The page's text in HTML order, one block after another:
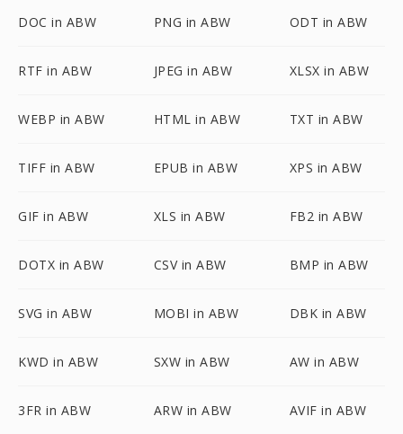
DOC in ABW PNG in ABW ODT in ABW
RTF in ABW JPEG in ABW XLSX in ABW
WEBP in ABW HTML in ABW TXT in ABW
TIFF in ABW EPUB in ABW XPS in ABW
GIF in ABW XLS in ABW FB2 in ABW
DOTX in ABW CSV in ABW BMP in ABW
SVG in ABW MOBI in ABW DBK in ABW
KWD in ABW SXW in ABW AW in ABW
3FR in ABW ARW in ABW AVIF in ABW